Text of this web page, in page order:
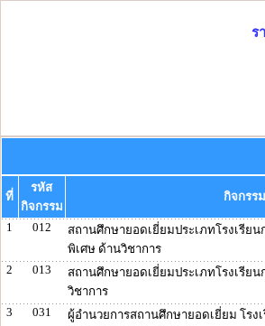
ร
ที่
รหัส
กิจกรรม
กิจกรรม
1 012
สถานศึกษายอดเยี่ยมประเภทโรงเรีย
พิเศษ ด้านวิชาการ
2
013
สถานศึกษายอดเยี่ยมประเภทโรงเรีย
วิชาการ
3
031
ผู้อำนวยการสถานศึกษายอดเยี่ยม โรง